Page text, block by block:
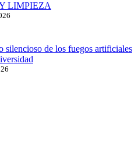
LIMPIEZA
silencioso de los fuegos artificiales